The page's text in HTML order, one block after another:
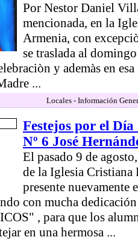
Por Nestor Daniel
mencionada, en la
Armenia, con
se traslada al
y ademàs en
...
Locales - Información
Festejos por el
Nº 6 José
El pasado 9 de
de la Iglesia Cristiana
presente nuevamente
con mucha
, para que los
en una hermosa ...